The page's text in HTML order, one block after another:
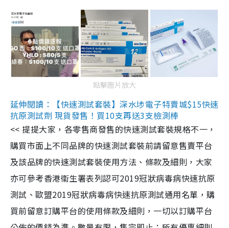
點擊圖片放大
延伸閱讀：【快速測試套裝】深水埗電子特賣城$15快速
抗原測試劑 現貨發售！買10支再送3支檢測棒
<< 提提大家，各零售商發售的快速測試套裝規格不一，
購買市面上不同品牌的快速測試套裝前請留意售賣平台
及該品牌的快速測試套裝使用方法、條款及細則，大家
亦可參考香港衞生署表列認可2019冠狀病毒病快速抗原
測試、歐盟2019冠狀病毒病快速抗原測試通用名單，購
買前留意訂購平台的使用條款及細則，一切以訂購平台